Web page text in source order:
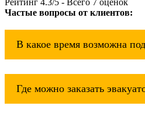
Рейтинг 4.3/5 - Всего 7 оценок
Частые вопросы от клиентов:
В какое время возможна
эвакуатор кулебаки всегда
Где можно заказать